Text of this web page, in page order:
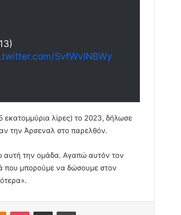
SvfWvlNBWy
λίρες) το 2023, δήλωσε
την Άρσεναλ στο παρελθόν.
αυτή την ομάδα. Αγαπώ αυτόν τον
που μπορούμε να δώσουμε στον
Odnoklassniki
Pocket Share via Email Print